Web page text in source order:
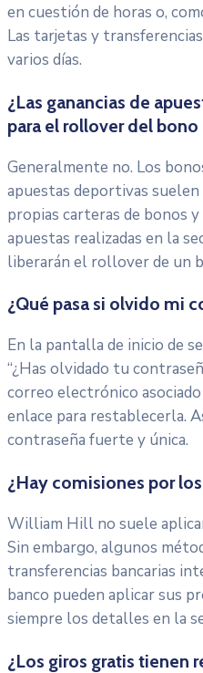
en cuestión de horas o,
Las tarjetas y
varios días.
¿Las ganancias de
para el rollover del bono
Generalmente no. Los
apuestas deportivas suelen
propias carteras de bonos
apuestas realizadas en la
liberarán el rollover de un
¿Qué pasa si olvido mi
En la pantalla de inicio de
“¿Has olvidado tu
correo electrónico
enlace para restablecerla.
contraseña fuerte y única.
¿Hay comisiones por
William Hill no suele
Sin embargo, algunos
transferencias bancarias
banco pueden aplicar sus
siempre los detalles en la
¿Los giros gratis tienen